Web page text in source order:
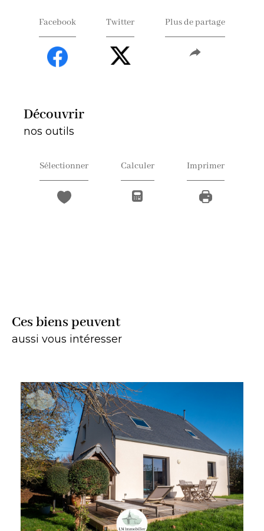
Facebook Twitter Plus de partage
découvrir
nos outils
Sélectionner Calculer Imprimer
Ces biens peuvent
aussi vous intéresser